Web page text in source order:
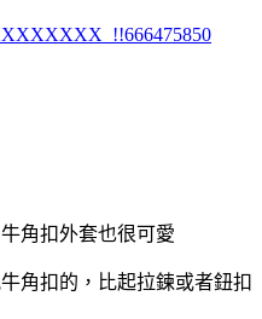
角扣外套也很可愛
角扣的，比起拉鍊或者鈕扣